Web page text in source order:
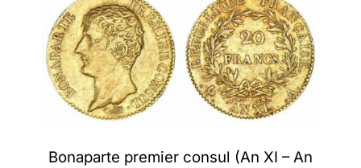
Bonaparte premier consul (An XI – An